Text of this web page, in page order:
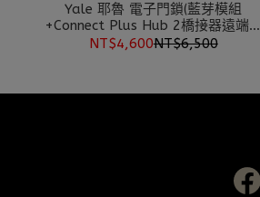
Yale 耶魯 電子門鎖(藍芽模組
+Connect Plus Hub 2橋接器遠端設
備)
NT$4,600NT$6,500